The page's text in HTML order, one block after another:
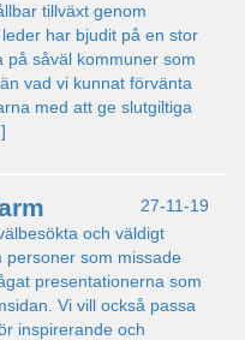
tillväxt genom
har bjudit på en stor
på såväl kommuner som
vad vi kunnat förvänta
med att ge slutgiltiga
27-11-19
och väldigt
personer som missade
presentationerna som
Vi vill också passa
inspirerande och